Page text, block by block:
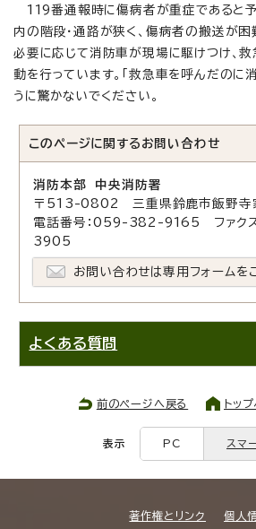
119番通報時に傷病者が重症であると予
内の階段・通路が狭く、傷病者の搬送が困
必要に応じて消防車が現場に駆けつけ、
動を行っています。「救急車を呼んだのに
うに驚かないでください。
このページに関する お問い合わせ
消防本部 中央消防署
〒513-0802 三重県鈴鹿市飯野寺
電話番号：059-382-9165 ファク
3905
お問い合わせは専用フォームを
よくある質問
前のページへ戻る トッ
表示 PC スマ
著作権とリンク 個人